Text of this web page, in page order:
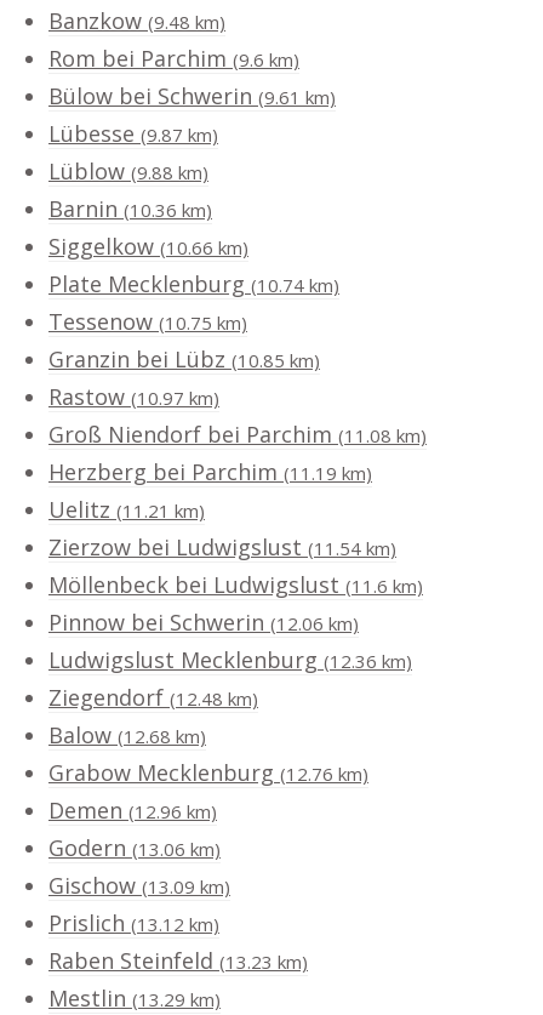
Banzkow (9.48 km)
Rom bei Parchim (9.6 km)
Bülow bei Schwerin (9.61 km)
Lübesse (9.87 km)
Lüblow (9.88 km)
Barnin (10.36 km)
Siggelkow (10.66 km)
Plate Mecklenburg (10.74 km)
Tessenow (10.75 km)
Granzin bei Lübz (10.85 km)
Rastow (10.97 km)
Groß Niendorf bei Parchim (11.08 km)
Herzberg bei Parchim (11.19 km)
Uelitz (11.21 km)
Zierzow bei Ludwigslust (11.54 km)
Möllenbeck bei Ludwigslust (11.6 km)
Pinnow bei Schwerin (12.06 km)
Ludwigslust Mecklenburg (12.36 km)
Ziegendorf (12.48 km)
Balow (12.68 km)
Grabow Mecklenburg (12.76 km)
Demen (12.96 km)
Godern (13.06 km)
Gischow (13.09 km)
Prislich (13.12 km)
Raben Steinfeld (13.23 km)
Mestlin (13.29 km)